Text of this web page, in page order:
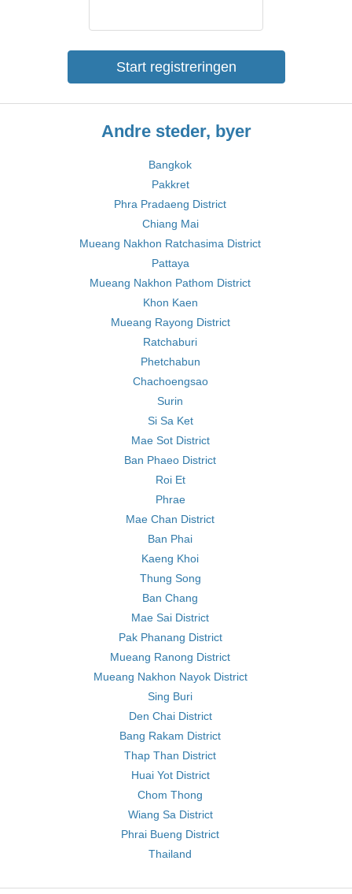
Start registreringen
Andre steder, byer
Bangkok
Pakkret
Phra Pradaeng District
Chiang Mai
Mueang Nakhon Ratchasima District
Pattaya
Mueang Nakhon Pathom District
Khon Kaen
Mueang Rayong District
Ratchaburi
Phetchabun
Chachoengsao
Surin
Si Sa Ket
Mae Sot District
Ban Phaeo District
Roi Et
Phrae
Mae Chan District
Ban Phai
Kaeng Khoi
Thung Song
Ban Chang
Mae Sai District
Pak Phanang District
Mueang Ranong District
Mueang Nakhon Nayok District
Sing Buri
Den Chai District
Bang Rakam District
Thap Than District
Huai Yot District
Chom Thong
Wiang Sa District
Phrai Bueng District
Thailand